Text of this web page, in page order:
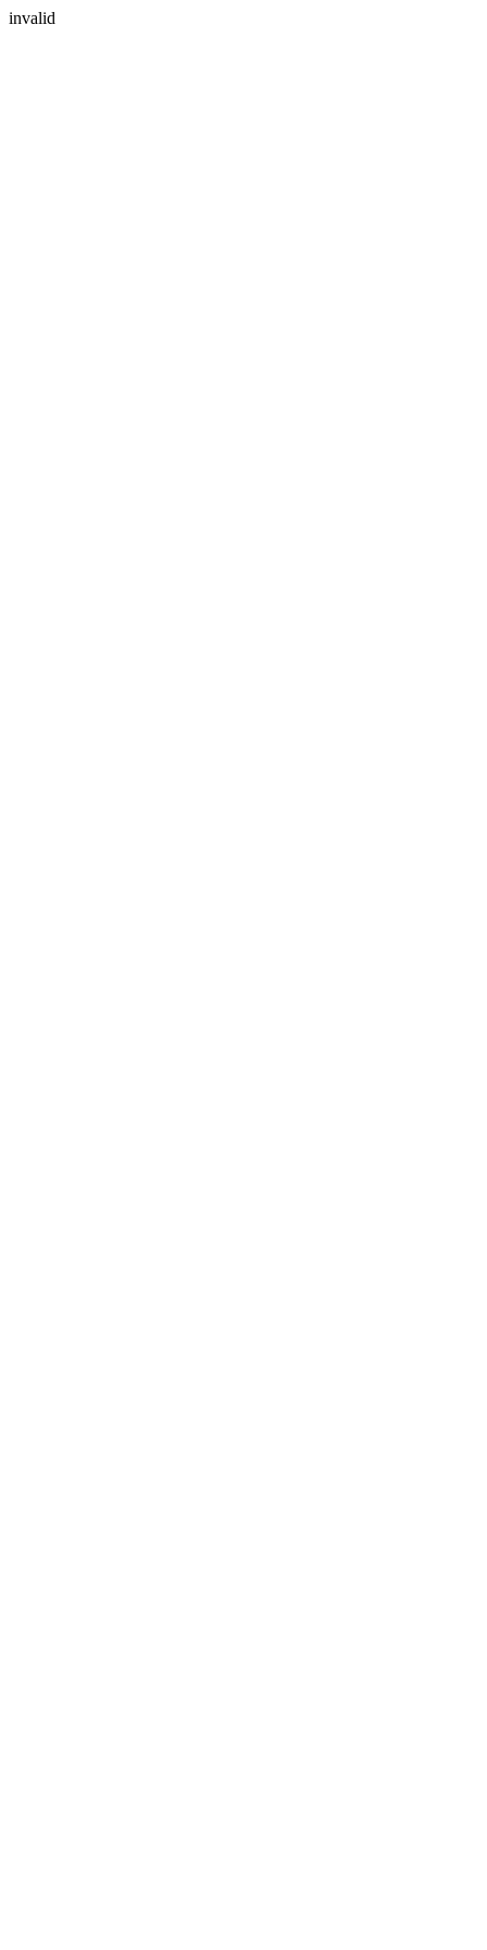
invalid